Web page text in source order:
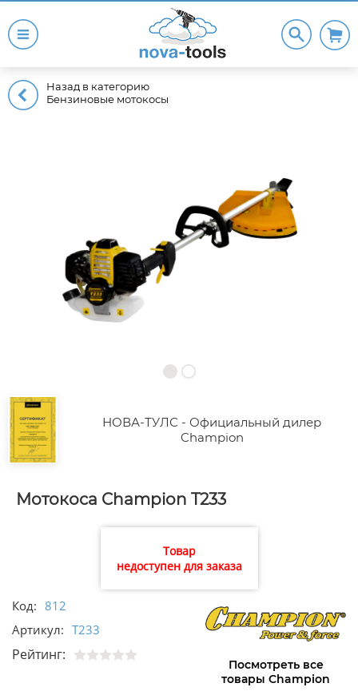
Назад в категорию
Бензиновые мотокосы
НОВА-ТУЛС - Официальный дилер
Champion
Мотокоса Champion T233
Товар
недоступен для заказа
Код: 812
Артикул: T233
Рейтинг:
Посмотреть все
товары Champion